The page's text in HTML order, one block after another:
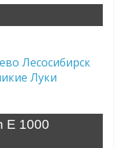
Лесосибирск
Луки
E 1000